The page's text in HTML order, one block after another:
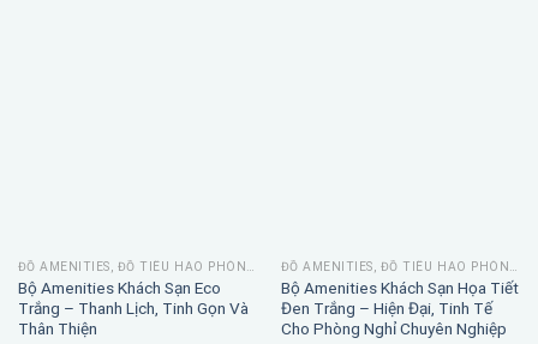
ĐỒ AMENITIES, ĐỒ TIÊU HAO PHÒNG TẮM
Bộ Amenities Khách Sạn Eco
Trắng – Thanh Lịch, Tinh Gọn Và
Thân Thiện
ĐỒ AMENITIES, ĐỒ TIÊU HAO PHÒNG TẮM
Bộ Amenities Khách Sạn Họa Tiết
Đen Trắng – Hiện Đại, Tinh Tế
Cho Phòng Nghỉ Chuyên Nghiệp